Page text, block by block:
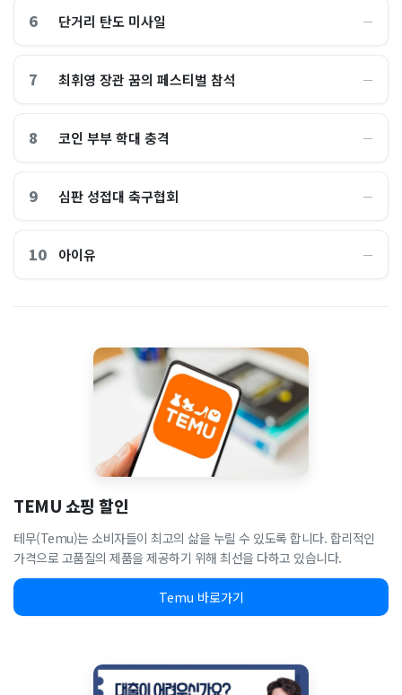
6 단거리 탄도 미사일 ―
7 최휘영 장관 꿈의 페스티벌 참석 ―
8 코인 부부 학대 충격 ―
9 심판 성접대 축구협회 ―
10 아이유 ―
TEMU 쇼핑 할인
테무(Temu)는 소비자들이 최고의 삶을 누릴 수 있도록 합니다. 합리적인
가격으로 고품질의 제품을 제공하기 위해 최선을 다하고 있습니다.
Temu 바로가기